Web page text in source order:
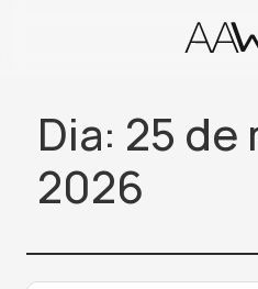
Dia: 25 de
2026